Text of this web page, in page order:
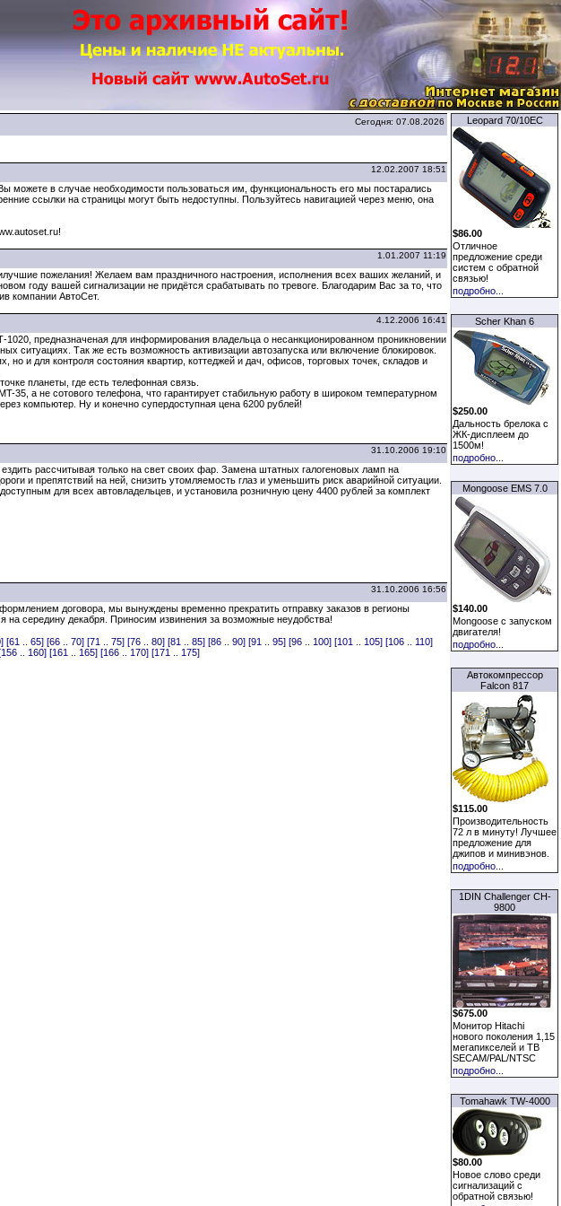
Сегодня: 07.08.2026
12.02.2007 18:51
можете в случае необходимости пользоваться им, функциональность его мы постарались
ссылки на страницы могут быть недоступны. Пользуйтесь навигацией через меню, она
1.01.2007 11:19
пожелания! Желаем вам праздничного настроения, исполнения всех ваших желаний, и
году вашей сигнализации не придётся срабатывать по тревоге. Благодарим Вас за то, что
компании АвтоСет.
4.12.2006 16:41
предназначеная для информирования владельца о несанкционированном проникновении
ситуациях. Так же есть возможность активизации автозапуска или включение блокировок.
и для контроля состояния квартир, коттеджей и дач, офисов, торговых точек, складов и
планеты, где есть телефонная связь.
35, а не сотового телефона, что гарантирует стабильную работу в широком температурном
компьютер. Ну и конечно супердоступная цена 6200 рублей!
31.10.2006 19:10
рассчитывая только на свет своих фар. Замена штатных галогеновых ламп на
и препятствий на ней, снизить утомляемость глаз и уменьшить риск аварийной ситуации.
для всех автовладельцев, и установила розничную цену 4400 рублей за комплект
31.10.2006 16:56
договора, мы вынуждены временно прекратить отправку заказов в регионы
середину декабря. Приносим извинения за возможные неудобства!
[61 .. 65] [66 .. 70] [71 .. 75] [76 .. 80] [81 .. 85] [86 .. 90] [91 .. 95] [96 .. 100] [101 .. 105] [106 .. 110]
.. 160] [161 .. 165] [166 .. 170] [171 .. 175]
Leopard 70/10EC
$86.00
Отличное
предложение среди
систем с обратной
связью!
подробно...
Scher Khan 6
$250.00
Дальность брелока с
ЖК-дисплеем до
1500м!
подробно...
Mongoose EMS 7.0
$140.00
Mongoose с запуском
двигателя!
подробно...
Автокомпрессор
Falcon 817
$115.00
Производительность
72 л в минуту! Лучшее
предложение для
джипов и минивэнов.
подробно...
1DIN Challenger CH-
9800
$675.00
Монитор Hitachi
нового поколения 1,15
мегапикселей и ТВ
SECAM/PAL/NTSC
подробно...
Tomahawk TW-4000
$80.00
Новое слово среди
сигнализаций с
обратной связью!